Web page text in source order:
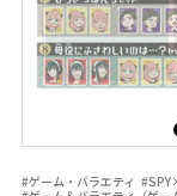
#ゲーム・バラエティ